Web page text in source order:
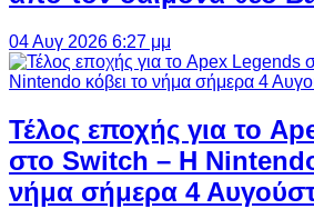
04 Αυγ 2026 6:27 μμ
Τέλος εποχής για το
στο Switch – Η
νήμα σήμερα 4